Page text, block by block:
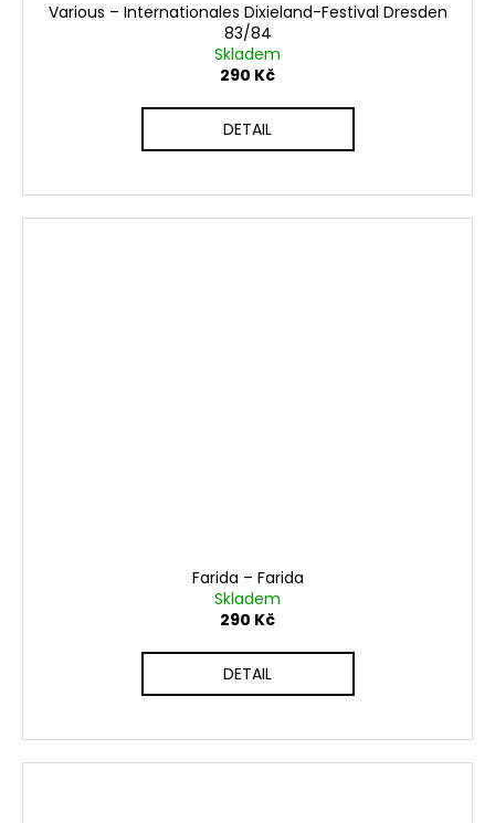
Various ‎– Internationales Dixieland-Festival Dresden
83/84
Skladem
290 Kč
DETAIL
Farida ‎– Farida
Skladem
290 Kč
DETAIL